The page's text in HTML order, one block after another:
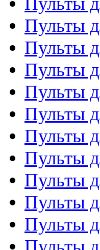
Пульты
Пульты
Пульты
Пульты
Пульты
Пульты
Пульты
Пульты
Пульты
Пульты